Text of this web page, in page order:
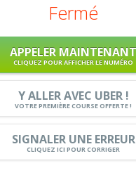
Commerces
Mode, ...
Loisirs
Plages, sports, ...
Services
Tourisme, ...
Fermé
APPELER
CLIQUEZ POUR AFFICHER LE NUMÉRO
Y ALLER AVEC UBER !
VOTRE PREMIÈRE COURSE OFFERTE !
SIGNALER UNE ERREUR
CLIQUEZ ICI POUR CORRIGER